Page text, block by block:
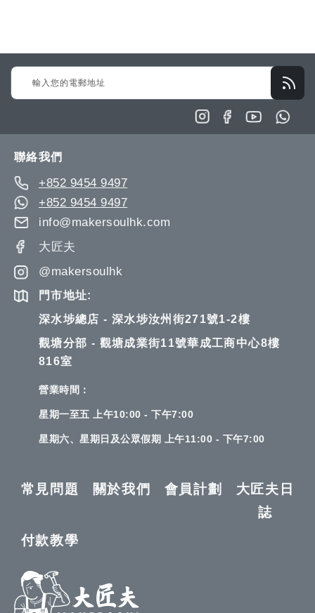
清
Sign
Up
聯絡我們
+852 9454 9497
+852 9454 9497
info@makersoulhk.com
大匠夫
@makersoulhk
門市地址:
深水埗總店 - 深水埗汝州街271號1-2樓
觀塘分部 - 觀塘成業街11號華成工商中心8樓
816室
營業時間：
星期一至五 上午10:00 - 下午7:00
星期六、星期日及公眾假期 上午11:00 - 下午7:00
常見問題 關於我們 會員計劃
大匠夫日
誌
付款教學